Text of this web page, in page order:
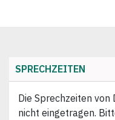
SPRECHZEITEN
Die Sprechzeiten von
nicht eingetragen.